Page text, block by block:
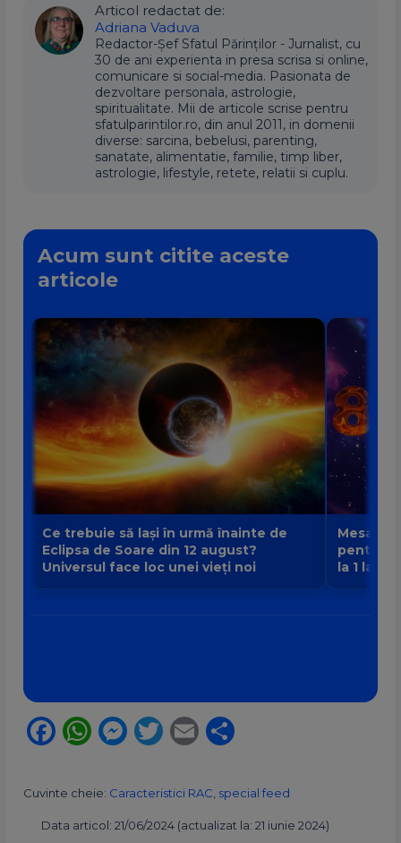
Articol redactat de:
Adriana Vaduva
Redactor-Șef Sfatul Părinților - Jurnalist, cu
30 de ani experienta in presa scrisa si online,
comunicare si social-media. Pasionata de
dezvoltare personala, astrologie,
spiritualitate. Mii de articole scrise pentru
sfatulparintilor.ro, din anul 2011, in domenii
diverse: sarcina, bebelusi, parenting,
sanatate, alimentatie, familie, timp liber,
astrologie, lifestyle, retete, relatii si cuplu.
Acum sunt citite aceste
articole
Ce trebuie să lași în urmă înainte de
Eclipsa de Soare din 12 august?
Universul face loc unei vieți noi
Mesajul
pentru
la 1 la 9
Facebook
WhatsApp
Messenger
Twitter
Email
Cuvinte cheie: Caracteristici RAC special feed
Data articol: 21/06/2024 (actualizat la: 21 iunie 2024)